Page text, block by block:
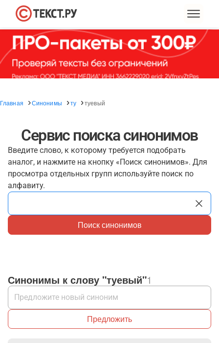
Главная Синонимы ту туевый
Сервис поиска синонимов
Введите слово, к которому требуется подобрать
аналог, и нажмите на кнопку «Поиск синонимов». Для
просмотра отдельных групп используйте поиск по
алфавиту.
Поиск синонимов
Синонимы к слову "туевый"1
Предложить